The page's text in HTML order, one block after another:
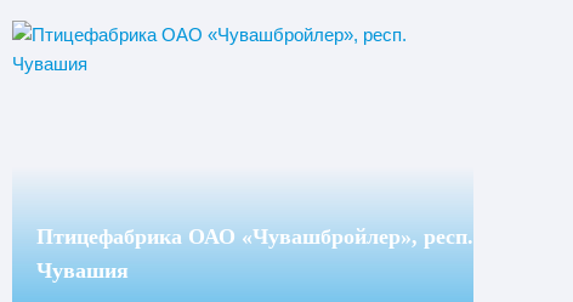
Птицефабрика ОАО «Чувашбройлер», респ.
Чувашия